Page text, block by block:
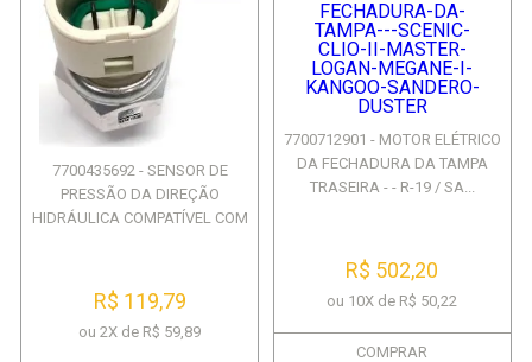
7700435692 - SENSOR DE
PRESSÃO DA DIREÇÃO
HIDRÁULICA COMPATÍVEL COM
R$ 119,79
ou 2X de R$ 59,89
7700712901 - MOTOR ELÉTRICO
DA FECHADURA DA TAMPA
TRASEIRA - - R-19 / SA...
R$ 502,20
ou 10X de R$ 50,22
COMPRAR